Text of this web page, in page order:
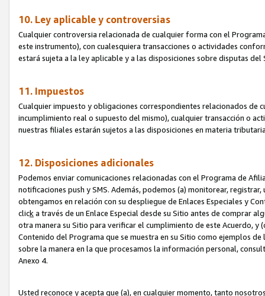
10. Ley aplicable y controversias
Cualquier controversia relacionada de cualquier forma con el
este instrumento), con cualesquiera transacciones o actividades
estará sujeta a la ley aplicable y a las disposiciones sobre disputas
11. Impuestos
Cualquier impuesto y obligaciones correspondientes relacionados de
incumplimiento real o supuesto del mismo), cualquier transacción o
nuestras filiales estarán sujetos a las disposiciones en materia
12. Disposiciones adicionales
Podemos enviar comunicaciones relacionadas con el Programa de
notificaciones push y SMS. Además, podemos (a) monitorear,
obtengamos en relación con su despliegue de Enlaces Especiales y
clicka través de un Enlace Especial desde su Sitio antes de comprar
otra manera su Sitio para verificar el cumplimiento de este Acuerdo,
Contenido del Programa que se muestra en su Sitio como ejemplos
sobre la manera en la que procesamos la información personal,
Anexo 4.
Usted reconoce y acepta que (a), en cualquier momento, tanto